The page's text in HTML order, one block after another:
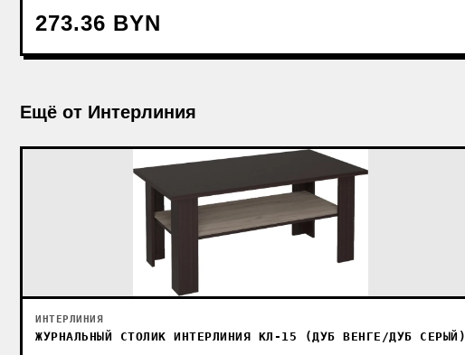
273.36 BYN
Ещё от Интерлиния
ИНТЕРЛИНИЯ
ЖУРНАЛЬНЫЙ СТОЛИК ИНТЕРЛИНИЯ КЛ-15 (ДУБ ВЕНГЕ/ДУБ СЕРЫЙ)